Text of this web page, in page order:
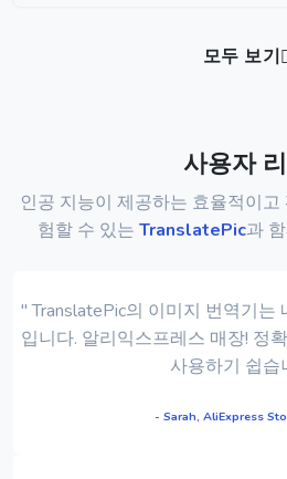
모두 보기
사용자
인공 지능이 제공하는 효율적이
험할 수 있는 TranslatePic과
" TranslatePic의 이미지 번역기는
입니다. 알리익스프레스 매장! 정
사용하기 쉽습
- Sarah, AliExpress